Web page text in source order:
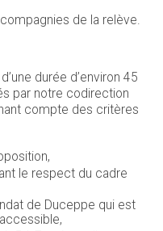
de la relève.
durée d’environ 45
par notre codirection
compte des critères
le respect du cadre
de Duceppe qui est